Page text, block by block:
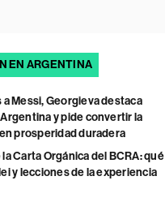
EN ARGENTINA
Messi, Georgieva destaca
y pide convertir la
prosperidad duradera
Carta Orgánica del BCRA: qué
y lecciones de la experiencia